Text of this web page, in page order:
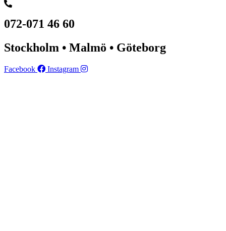
072-071 46 60
Stockholm • Malmö • Göteborg
Facebook Instagram